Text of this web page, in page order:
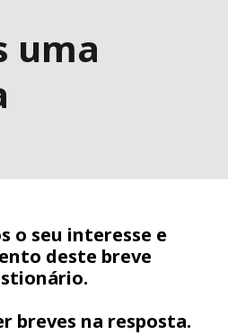
uma
o seu interesse e
deste breve
breves na resposta.